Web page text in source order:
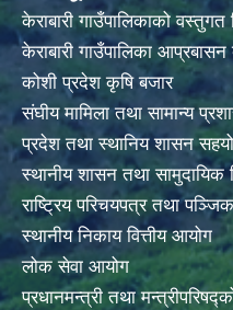
केराबारी गाउँपालिकाको वस्तुगत
केराबारी गाउँपालिका
कोशी प्रदेश कृषि बजार
संघीय मामिला तथा सामान्य
प्रदेश तथा स्थानिय शासन
स्थानीय शासन तथा सामुदायिक
राष्ट्रिय परिचयपत्र तथा
स्थानीय निकाय वित्तीय आयोग
लोक सेवा आयोग
प्रधानमन्त्री तथा